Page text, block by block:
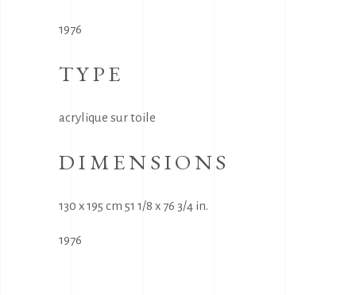
1976
TYPE
acrylique sur toile
DIMENSIONS
130 x 195 cm 51 1/8 x 76 3/4 in.
1976